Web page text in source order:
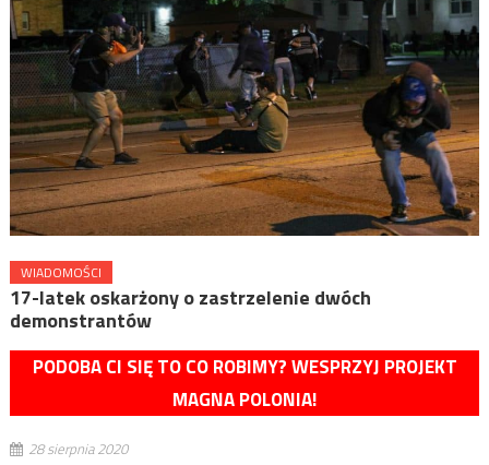
WIADOMOŚCI
17-latek oskarżony o zastrzelenie dwóch
demonstrantów
PODOBA CI SIĘ TO CO ROBIMY? WESPRZYJ PROJEKT
MAGNA POLONIA!
28 sierpnia 2020